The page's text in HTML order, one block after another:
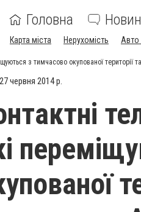
Головна
Карта міста Нерухомість
з тимчасово окупованої території
червня 2014 р.